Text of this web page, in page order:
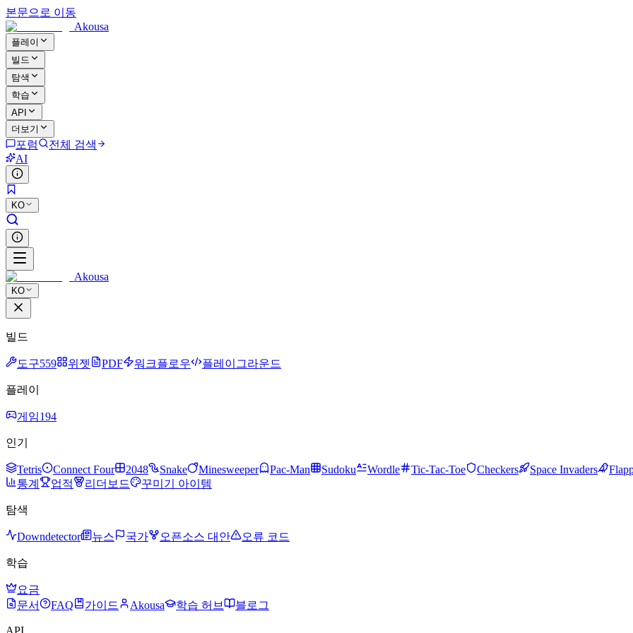
본문으로 이동
Akousa
플레이
빌드
탐색
학습
API
더보기
포럼
전체 검색
AI
KO
Akousa
KO
빌드
도구559 위젯 PDF 워크플로우 플레이그라운드
플레이
게임194
인기
Tetris Connect Four 2048 Snake Minesweeper Pac-Man Sudoku Wordle Tic-Tac-Toe Checkers Space Invaders
통계
업적 리더보드 꾸미기 아이템
탐색
Downdetector 뉴스 국가 오픈소스 대안 오류 코드
학습
요금
문서
FAQ 가이드 Akousa 학습 허브 블로그
API